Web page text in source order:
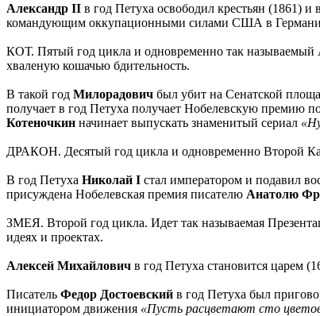
Александр II в год Петуха освободил крестьян (1861)
командующим оккупационными силами США в
КОТ. Пятый год цикла и одновременно так называемый
хваленую кошачью бдительность.
В такой год Милорадович был убит на Сенатской
получает в год Петуха получает Нобелевскую премию
Котеночкин начинает выпускать знаменитый сериал
ДРАКОН. Десятый год цикла и одновременно Второй
В год Петуха Николай I стал императором и подавил
присуждена Нобелевская премия писателю Анатолю
ЗМЕЯ. Второй год цикла. Идет так называемая
идеях и проектах.
Алексей Михайлович в год Петуха становится царем
Писатель Федор Достоевский в год Петуха был
инициатором движения «Пусть расцветают сто